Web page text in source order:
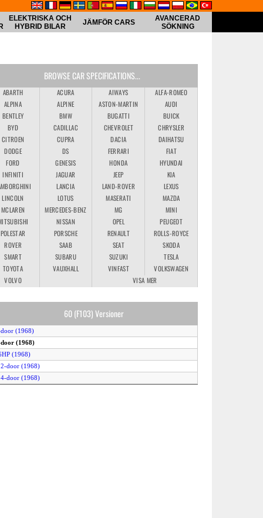
ELEKTRISKA OCH
HYBRID BILAR
JÄMFÖR CARS
AVANCERAD
SÖKNING
BROWSE CAR SPECIFICATIONS...
ABARTH ACURA AIWAYS
ALFA-ROMEO
ALPINA
ALPINE ASTON-MARTIN
AUDI
BENTLEY
BMW BUGATTI
BUICK
BYD
CADILLAC CHEVROLET
CHRYSLER
CITROEN
CUPRA DACIA
DAIHATSU
DODGE
DS FERRARI
FIAT
FORD
GENESIS HONDA
HYUNDAI
INFINITI
JAGUAR JEEP
KIA
LANCIA LAND-ROVER
LEXUS
LINCOLN
LOTUS MASERATI
MAZDA
MCLAREN
MERCEDES-BENZ MG
MINI
NISSAN OPEL
PEUGEOT
POLESTAR
PORSCHE RENAULT
ROLLS-ROYCE
ROVER
SAAB SEAT
SKODA
SMART
SUBARU SUZUKI
TESLA
TOYOTA
VAUXHALL VINFAST
VOLKSWAGEN
VOLVO
VISA MER
60 (F103) Versioner
(1968)
(1968)
(1968)
door (1968)
door (1968)